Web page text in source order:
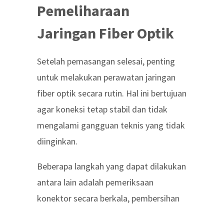
Pemeliharaan
Jaringan Fiber Optik
Setelah pemasangan selesai, penting
untuk melakukan perawatan jaringan
fiber optik secara rutin. Hal ini bertujuan
agar koneksi tetap stabil dan tidak
mengalami gangguan teknis yang tidak
diinginkan.
Beberapa langkah yang dapat dilakukan
antara lain adalah pemeriksaan
konektor secara berkala, pembersihan